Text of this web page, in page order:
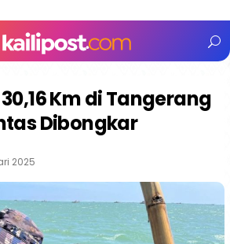
Km di Tangerang
Dibongkar
2025